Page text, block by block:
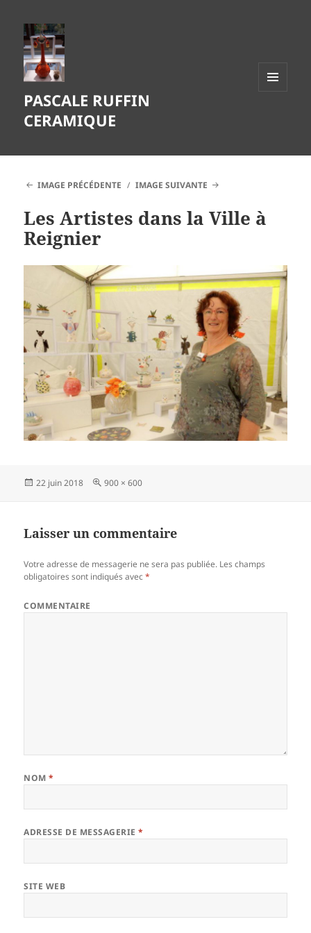
PASCALE RUFFIN
CERAMIQUE
IMAGE PRÉCÉDENTE IMAGE SUIVANTE
Les Artistes dans la Ville à
Reignier
Publié
22 juin 2018
Taille
900 × 600
Laisser un commentaire
Votre adresse de messagerie ne sera pas publiée. Les champs
obligatoires sont indiqués avec*
COMMENTAIRE
NOM*
ADRESSE DE MESSAGERIE*
SITE WEB